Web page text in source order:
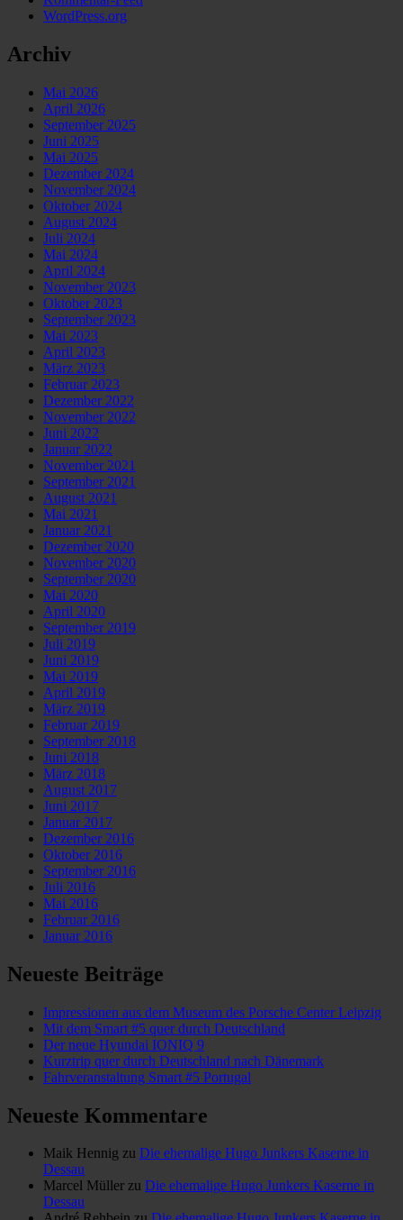
WordPress.org
Archiv
Mai 2026
April 2026
September 2025
Juni 2025
Mai 2025
Dezember 2024
November 2024
Oktober 2024
August 2024
Juli 2024
Mai 2024
April 2024
November 2023
Oktober 2023
September 2023
Mai 2023
April 2023
März 2023
Februar 2023
Dezember 2022
November 2022
Juni 2022
Januar 2022
November 2021
September 2021
August 2021
Mai 2021
Januar 2021
Dezember 2020
November 2020
September 2020
Mai 2020
April 2020
September 2019
Juli 2019
Juni 2019
Mai 2019
April 2019
März 2019
Februar 2019
September 2018
Juni 2018
März 2018
August 2017
Juni 2017
Januar 2017
Dezember 2016
Oktober 2016
September 2016
Juli 2016
Mai 2016
Februar 2016
Januar 2016
Neueste Beiträge
Impressionen aus dem Museum des Porsche Center Leipzig
Mit dem Smart #5 quer durch Deutschland
Der neue Hyundai IONIQ 9
Kurztrip quer durch Deutschland nach Dänemark
Fahrveranstaltung Smart #5 Portugal
Neueste Kommentare
Maik Hennig zu Die ehemalige Hugo Junkers Kaserne in
Dessau
Marcel Müller zu Die ehemalige Hugo Junkers Kaserne in
Dessau